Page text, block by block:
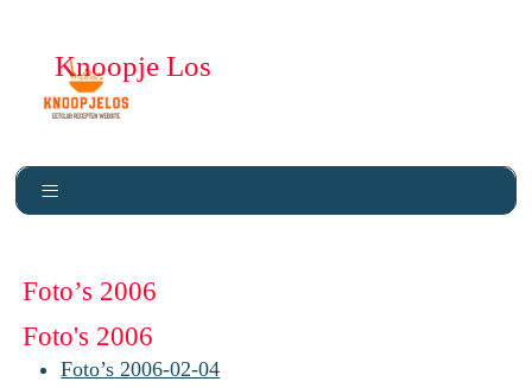
Knoopje Los
Foto’s 2006
Foto's 2006
Foto’s 2006-02-04